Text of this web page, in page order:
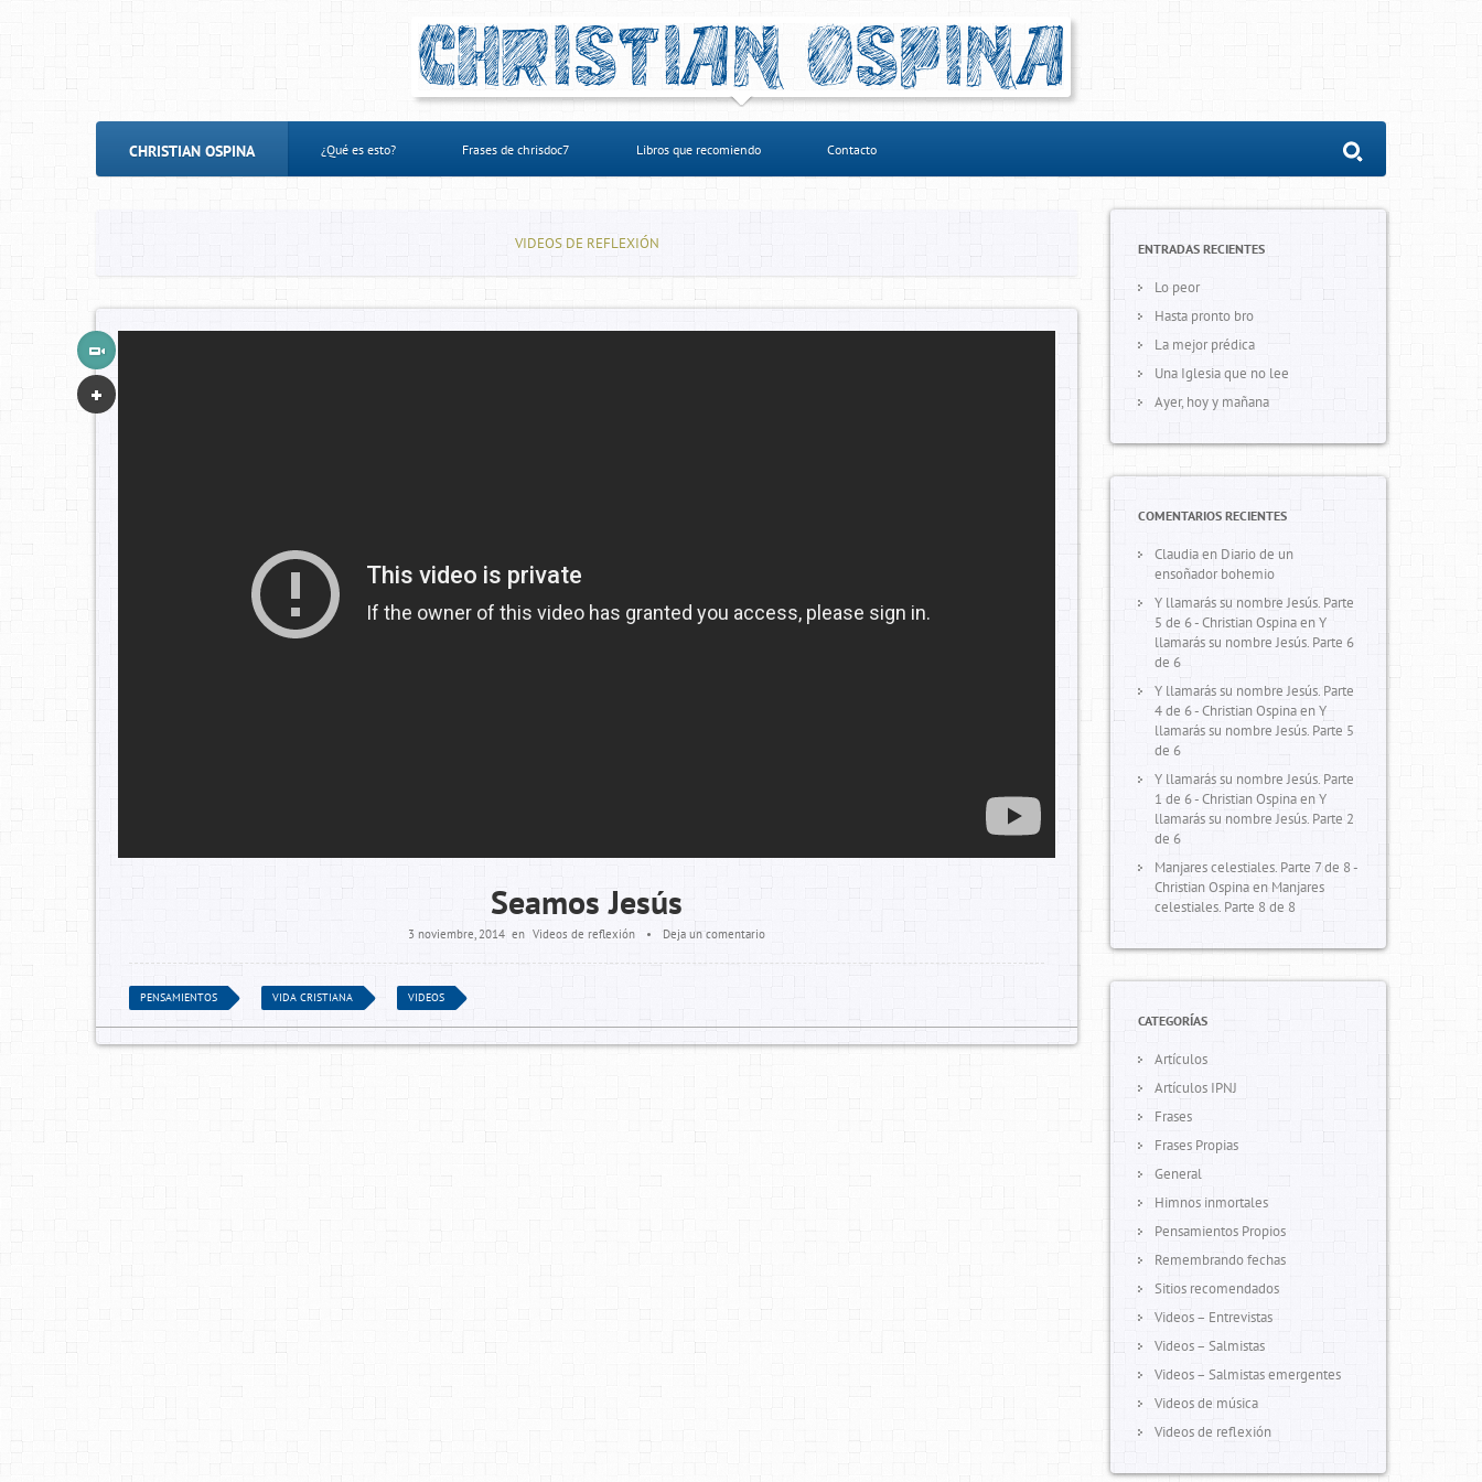
CHRISTIAN OSPINA ¿Qué es esto? Frases de chrisdoc7 Libros que recomiendo Contacto
VIDEOS DE REFLEXIÓN
Seamos Jesús
3 noviembre, 2014 en Videos de reflexión • Deja un comentario
PENSAMIENTOS VIDA CRISTIANA VIDEOS
ENTRADAS RECIENTES
Lo peor
Hasta pronto bro
La mejor prédica
Una Iglesia que no lee
Ayer, hoy y mañana
COMENTARIOS RECIENTES
Claudiaen Diario de un
ensoñador bohemio
Y llamarás su nombre Jesús. Parte
5 de 6 - Christian OspinaenY
llamarás su nombre Jesús. Parte 6
de 6
Y llamarás su nombre Jesús. Parte
4 de 6 - Christian OspinaenY
llamarás su nombre Jesús. Parte 5
de 6
Y llamarás su nombre Jesús. Parte
1 de 6 - Christian OspinaenY
llamarás su nombre Jesús. Parte 2
de 6
Manjares celestiales. Parte 7 de 8 -
Christian Ospinaen Manjares
celestiales. Parte 8 de 8
CATEGORÍAS
Artículos
Artículos IPNJ
Frases
Frases Propias
General
Himnos inmortales
Pensamientos Propios
Remembrando fechas
Sitios recomendados
Videos – Entrevistas
Videos – Salmistas
Videos – Salmistas emergentes
Videos de música
Videos de reflexión